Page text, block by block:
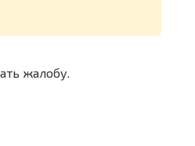
жалобу.